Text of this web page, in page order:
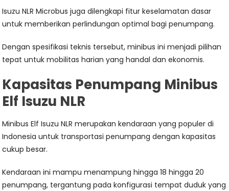
Isuzu NLR Microbus juga dilengkapi fitur keselamatan dasar
untuk memberikan perlindungan optimal bagi penumpang.
Dengan spesifikasi teknis tersebut, minibus ini menjadi pilihan
tepat untuk mobilitas harian yang handal dan ekonomis.
Kapasitas Penumpang Minibus
Elf Isuzu NLR
Minibus Elf Isuzu NLR merupakan kendaraan yang populer di
Indonesia untuk transportasi penumpang dengan kapasitas
cukup besar.
Kendaraan ini mampu menampung hingga 18 hingga 20
penumpang, tergantung pada konfigurasi tempat duduk yang